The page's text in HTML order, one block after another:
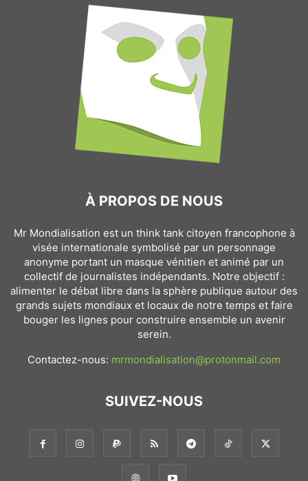
À PROPOS DE NOUS
Mr Mondialisation est un think tank citoyen francophone à
visée internationale symbolisé par un personnage
anonyme portant un masque vénitien et animé par un
collectif de journalistes indépendants. Notre objectif :
alimenter le débat libre dans la sphère publique autour des
grands sujets mondiaux et locaux de notre temps et faire
bouger les lignes pour construire ensemble un avenir
serein.
Contactez-nous: mrmondialisation@protonmail.com
SUIVEZ-NOUS